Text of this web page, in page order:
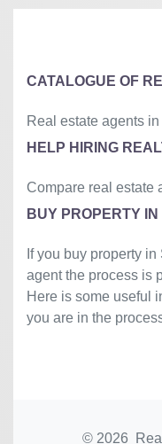
CATALOGUE OF
Real estate agents
HELP HIRING
Compare real estate
BUY PROPERTY IN
If you buy property
agent the process is
Here is some useful
you are in the
© 2026